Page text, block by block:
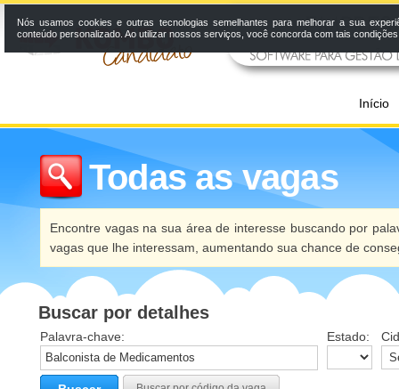
Início
Todas as vagas
Encontre vagas na sua área de interesse buscando por
vagas que lhe interessam, aumentando sua chance de
Buscar por detalhes
Palavra-chave: Estado:
Nós usamos cookies e outras tecnologias semelhantes para melhorar a sua
conteúdo personalizado. Ao utilizar nossos serviços, você concorda com tais